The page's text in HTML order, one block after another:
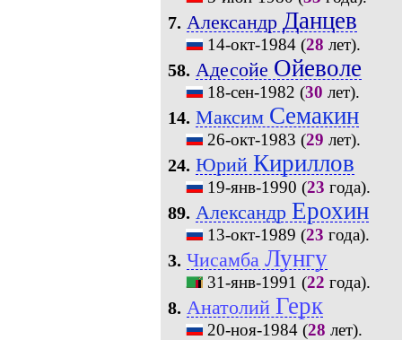
7. Александр Данцев
14-окт-1984(28 лет).
58. Адесойе Ойеволе
18-сен-1982 (30 лет).
14. Максим Семакин
26-окт-1983 (29 лет).
24. Юрий Кириллов
19-янв-1990 (23 года).
89. Александр Ерохин
13-окт-1989 (23 года).
3. Чисамба Лунгу
31-янв-1991 (22 года).
8. Анатолий Герк
20-ноя-1984(28 лет).